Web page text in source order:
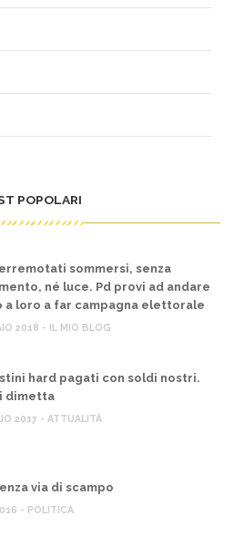
POPOLARI
sommersi, senza
né luce. Pd provi ad andare
a loro a far campagna elettorale
2018 - IL MIO BLOG
hard pagati con soldi nostri.
dimetta
2017 - ATTUALITÀ
via di scampo
- POLITICA